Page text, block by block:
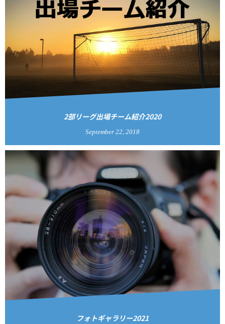
2部リーグ出場チーム紹介2020
September 22 2018
フォトギャラリー2021